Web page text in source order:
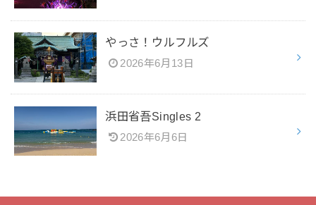
やっさ！ウルフルズ
2026年6月13日
浜田省吾Singles 2
2026年6月6日